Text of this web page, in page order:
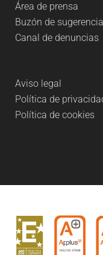
Área de prensa
Buzón de
Canal de denuncias
Aviso legal
Política de
Política de cookies